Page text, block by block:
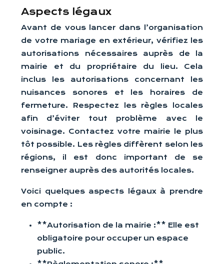
Aspects légaux
Avant de vous lancer dans l’organisation
de votre mariage en extérieur, vérifiez les
autorisations nécessaires auprès de la
mairie et du propriétaire du lieu. Cela
inclus les autorisations concernant les
nuisances sonores et les horaires de
fermeture. Respectez les règles locales
afin d’éviter tout problème avec le
voisinage. Contactez votre mairie le plus
tôt possible. Les règles diffèrent selon les
régions, il est donc important de se
renseigner auprès des autorités locales.
Voici quelques aspects légaux à prendre
en compte :
**Autorisation de la mairie :** Elle est
obligatoire pour occuper un espace
public.